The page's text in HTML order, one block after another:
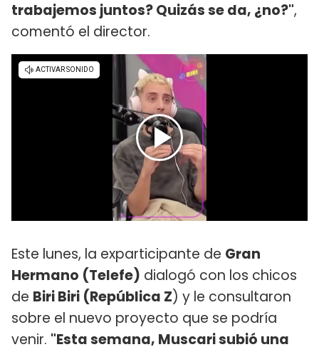
trabajemos juntos? Quizás se da, ¿no?",
comentó el director.
Este lunes, la exparticipante de Gran
Hermano (Telefe) dialogó con los chicos
de Biri Biri (República Z) y le consultaron
sobre el nuevo proyecto que se podría
venir. "Esta semana, Muscari subió una